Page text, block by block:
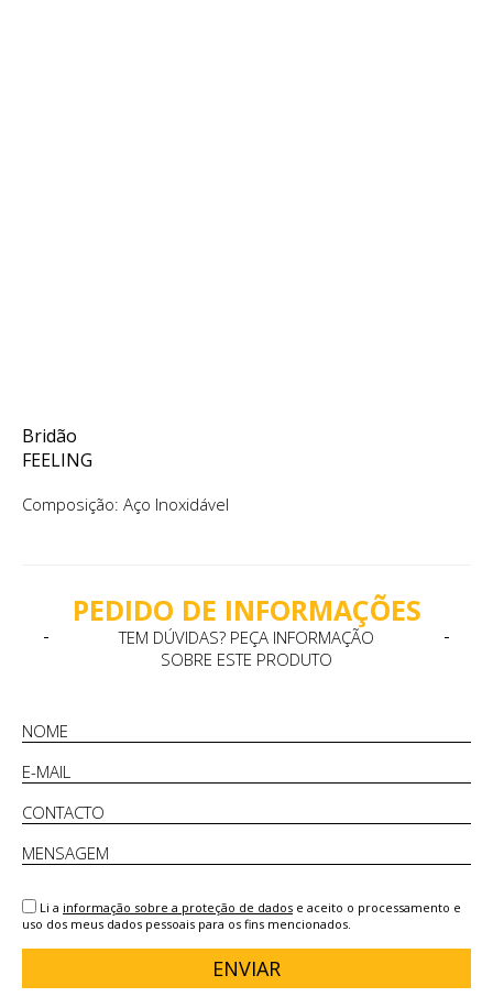
Bridão
FEELING
Composição: Aço Inoxidável
PEDIDO DE INFORMAÇÕES
TEM DÚVIDAS? PEÇA INFORMAÇÃO
SOBRE ESTE PRODUTO
Li a informação sobre a proteção de dados e aceito o processamento e
uso dos meus dados pessoais para os fins mencionados.
ENVIAR